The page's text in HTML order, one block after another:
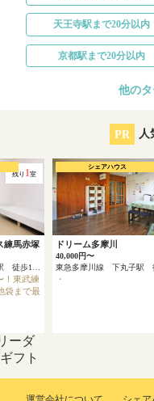
天王寺駅まで20分以内
京都駅まで20分以内
他の
PR 人
残り 1室
練馬赤塚
東武東上線 東武練馬駅 徒歩12分
！東武練
袋まで最
ーダ
フト
ドリーム多摩川
40,000円〜
・
シェアハウス